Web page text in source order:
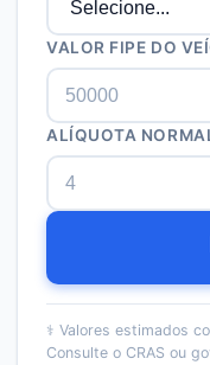
VALOR FIPE DO
ALÍQUOTA
⚕️ Valores estimados
Consulte o CRAS ou